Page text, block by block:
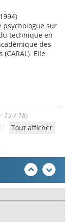
psychologue sur
technique en
des
Elle
15 / 18)
:
Tout afficher